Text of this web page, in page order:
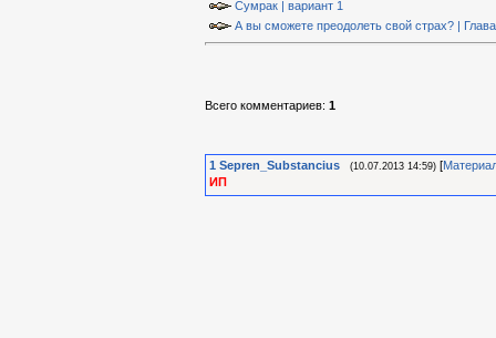
Сумрак | вариант 1
А вы сможете преодолеть свой страх? |
Всего комментариев: 1
1 Sepren_Substancius (10.07.2013 14:59) [
ИП